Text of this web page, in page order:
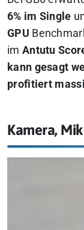
6% im Single
GPU
im Antutu
kann gesagt
profitiert
Kamera,